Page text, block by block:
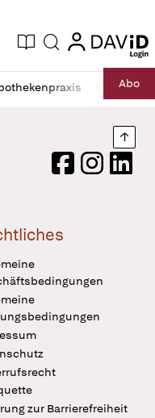
Ausgabe
Suche login
login
RechtAbo
FacebookInstagram
zur Barrierefreiheit